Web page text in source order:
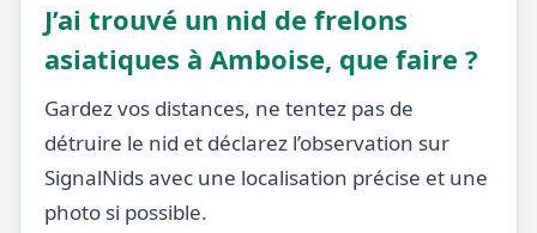
J’ai trouvé un nid de frelons
asiatiques à Amboise, que faire ?
Gardez vos distances, ne tentez pas de
détruire le nid et déclarez l’observation sur
SignalNids avec une localisation précise et une
photo si possible.